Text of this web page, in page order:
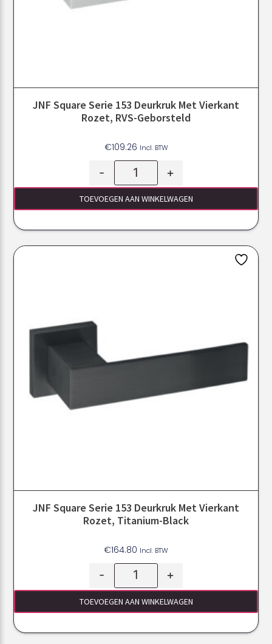
JNF Square Serie 153 Deurkruk Met Vierkant
Rozet, RVS-Geborsteld
€109.26 Incl. BTW
- +
TOEVOEGEN AAN WINKELWAGEN
JNF Square Serie 153 Deurkruk Met Vierkant
Rozet, Titanium-Black
€164.80 Incl. BTW
- +
TOEVOEGEN AAN WINKELWAGEN